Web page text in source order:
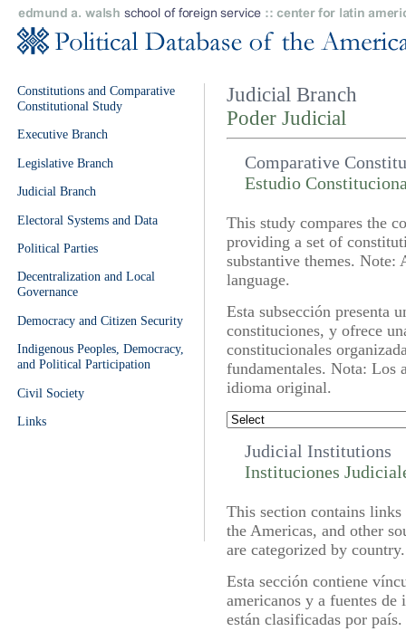
Judicial Branch
Poder Judicial
Comparative
Estudio
This study compares the
providing a set of
substantive themes.
language.
Esta subsección presenta
constituciones, y ofrece
constitucionales
fundamentales. Nota: Los
idioma original.
Judicial Institutions
Instituciones
This section contains
the Americas, and other
are categorized by country.
Esta sección contiene
americanos y a fuentes
están clasificadas por país.
Constitutions and Comparative
Constitutional Study
Executive Branch
Legislative Branch
Judicial Branch
Electoral Systems and Data
Political Parties
Decentralization and Local
Governance
Democracy and Citizen Security
Indigenous Peoples, Democracy,
and Political Participation
Civil Society
Links